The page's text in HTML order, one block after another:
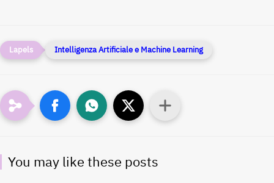
Intelligenza Artificiale e Machine Learning
You may like these posts